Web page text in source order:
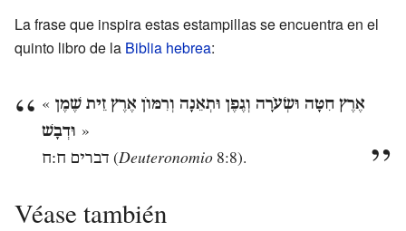
La frase que inspira estas estampillas se encuentra en el
quinto libro de la Biblia hebrea:
« אֶרֶץ חִטָּה וּשְׂעֹרָה וְגֶפֶן וּתְאֵנָה וְרִמּוֹן אֶרֶץ זֵית שֶׁמֶן
וּדְבָשׁ »
דברים ח:ח (Deuteronomio 8:8).
Véase también